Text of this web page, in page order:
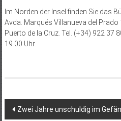
Im Norden der Insel finden Sie das
Avda. Marqués Villanueva del
Puerto de la Cruz. Tel. (+34) 922 37
19.00 Uhr.
Beitragsnavigation
Zwei Jahre unschuldig im